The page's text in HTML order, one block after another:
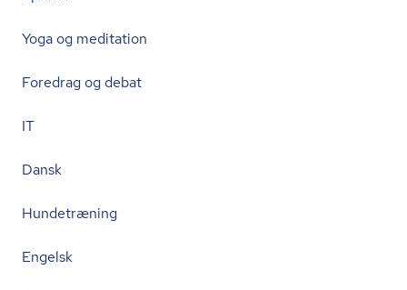
Yoga og meditation
Foredrag og debat
IT
Dansk
Hundetræning
Engelsk